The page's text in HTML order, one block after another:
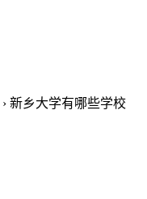
› 新乡大学有哪些学校